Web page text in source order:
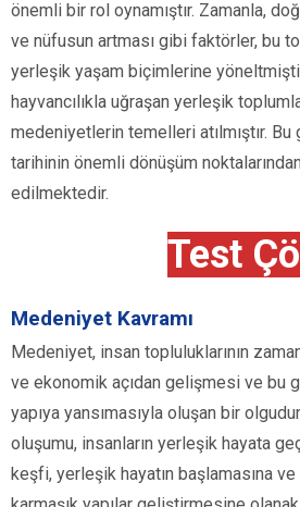
önemli bir rol oynamıştır. Zamanla,
ve nüfusun artması gibi faktörler, bu
yerleşik yaşam biçimlerine
hayvancılıkla uğraşan yerleşik
medeniyetlerin temelleri atılmıştır.
tarihinin önemli dönüşüm
edilmektedir.
Test
Medeniyet Kavramı
Medeniyet, insan topluluklarının
ve ekonomik açıdan gelişmesi ve bu
yapıya yansımasıyla oluşan bir
oluşumu, insanların yerleşik hayata
keşfi, yerleşik hayatın başlamasına